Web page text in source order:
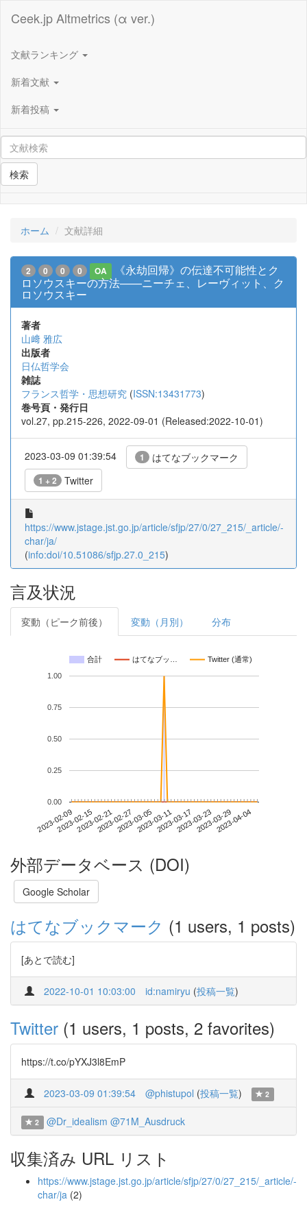
Ceek.jp Altmetrics (α ver.)
文献ランキング
新着文献
新着投稿
検索
ホーム 文献詳細
2 0 0 0 OA
《永劫回帰》の伝達不可能性とク
ロソウスキーの方法——ニーチェ、レーヴィット、ク
ロソウスキー
著者
山﨑 雅広
出版者
日仏哲学会
雑誌
フランス哲学・思想研究 (ISSN:13431773)
巻号頁・発行日
vol.27, pp.215-226, 2022-09-01 (Released:2022-10-01)
2023-03-09 01:39:54 1 はてなブックマーク
1 + 2 Twitter
https://www.jstage.jst.go.jp/article/sfjp/27/0/27_215/_article/-
char/ja/
(info:doi/10.51086/sfjp.27.0_215)
言及状況
変動（ピーク前後） 変動（月別） 分布
合計 はてなブッ… Twitter (通常)
2023-02-092023-02-152023-02-212023-02-272023-03-052023-03-112023-03-172023-03-232023-03-292023-04-04
0.00
0.25
0.50
0.75
1.00
外部データベース (DOI)
Google Scholar
はてなブックマーク (1 users, 1 posts)
[あとで読む]
2022-10-01 10:03:00 id:namiryu (投稿一覧)
Twitter (1 users, 1 posts, 2 favorites)
https://t.co/pYXJ3l8EmP
2023-03-09 01:39:54 @phistupol (投稿一覧) 2
2 @Dr_idealism @71M_Ausdruck
収集済み URL リスト
https://www.jstage.jst.go.jp/article/sfjp/27/0/27_215/_article/-
char/ja (2)